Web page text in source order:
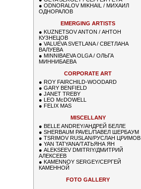
● ODNORALOV MIKHAIL / МИХАИЛ
ОДНОРАЛОВ
EMERGING ARTISTS
● KUZNETSOV ANTON / АНТОН
КУЗНЕЦОВ
● VALUEVA SVETLANA / СВЕТЛАНА
ВАЛУЕВА
● MINNIBAEVA OLGA / ОЛЬГА
МИННИБАЕВА
CORPORATE ART
● ROY FAIRCHILD-WOODARD
● GARY BENFIELD
● JANET TREBY
● LEO McDOWELL
● FELIX MAS
MISCELLANY
● BELLE ANDREY/АНДРЕЙ БЕЛЛЕ
● SHERBAUM PAVEL/ПАВЕЛ ШЕРБАУМ
● TSRIMOV RUSLAN/РУСЛАН ЦРИМОВ
● YAN TATYANA/ТАТЬЯНА ЯН
● ALEKSEEV DMITRIY/ДМИТРИЙ
АЛЕКСЕЕВ
● KAMENNOY SERGEY/СЕРГЕЙ
КАМЕННОЙ
FOTO GALLERY